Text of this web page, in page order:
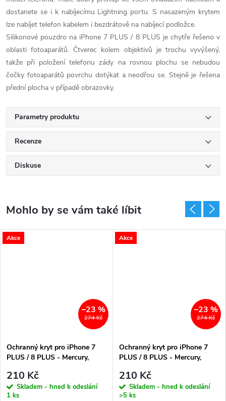
dostanete se i k nabíjecímu Lightning portu. S nasazeným krytem
lze nabíjet telefon kabelem i bezdrátově na nabíjecí podložce.
Silikonové pouzdro na iPhone 7 PLUS / 8 PLUS je chytře řešeno v
oblasti fotoaparátů. Čtverec kolem objektivů je trochu vyvýšený,
takže při položení telefonu zády na rovnou plochu se nebudou
čočky fotoaparátů povrchu dotýkat a neodřou se. Stejně je řešena
přední plocha v případě obrazovky.
Parametry produktu
Recenze
Diskuse
Akce
274 Kč
–23 %
Ochranný kryt pro iPhone 7
PLUS / 8 PLUS - Mercury,
210 Kč
Skladem - hned k odeslání
1 ks
Akce
274 Kč
–23 %
Ochranný kryt pro iPhone 7
PLUS / 8 PLUS - Mercury,
210 Kč
Skladem - hned k odeslání
>5 ks